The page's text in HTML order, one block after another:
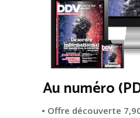
Au numéro
• Offre découverte